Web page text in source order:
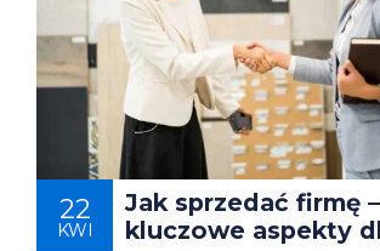
22
KWI
Jak sprzedać firmę –
kluczowe aspekty